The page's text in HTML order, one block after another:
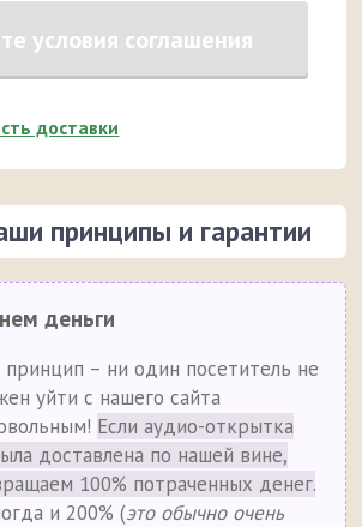
условия соглашения
доставки
принципы и гарантии
деньги
– ни один посетитель не
уйти с нашего сайта
Если аудио-открытка
доставлена по нашей вине,
100% потраченных денег.
и 200% (это обычно очень